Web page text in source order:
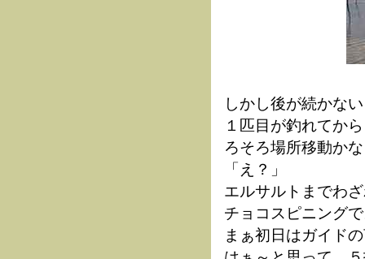
しかし後が続かな
１匹目が釣れてか
ろそろ場所移動か
「え？」
エルサルトまでわ
チョコスピニング
まぁ初日はガイド